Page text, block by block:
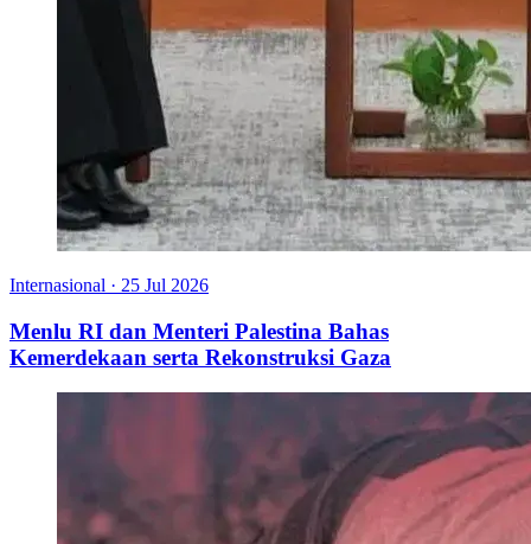
Internasional · 25 Jul 2026
Menlu RI dan Menteri Palestina Bahas
Kemerdekaan serta Rekonstruksi Gaza